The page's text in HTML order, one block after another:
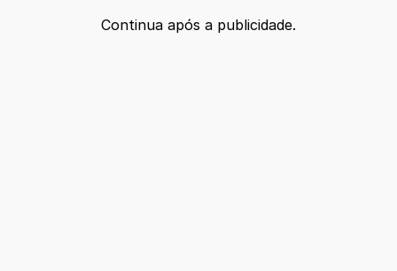
Continua após a publicidade.